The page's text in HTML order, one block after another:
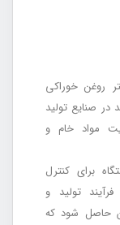
روغن خوراکی
در صنایع تولید
مواد خام و
برای کنترل
تولید و
حاصل شود که